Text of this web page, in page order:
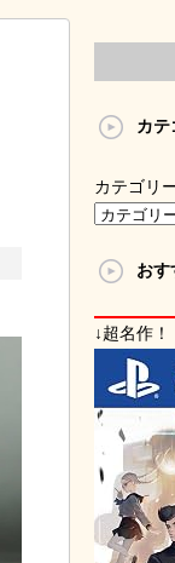
カテ
カテゴリ
お
↓超名作！